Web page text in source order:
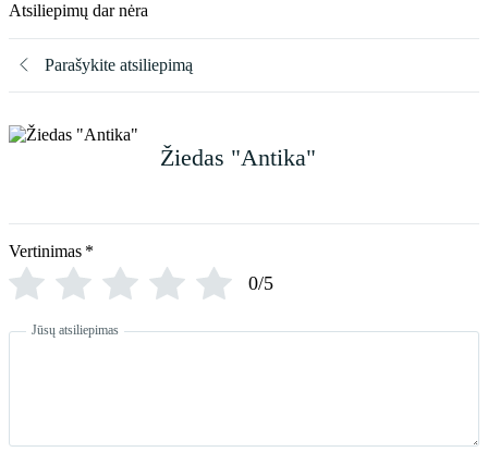
Atsiliepimų dar nėra
Parašykite atsiliepimą
Žiedas "Antika"
Vertinimas *
0/5
Jūsų atsiliepimas